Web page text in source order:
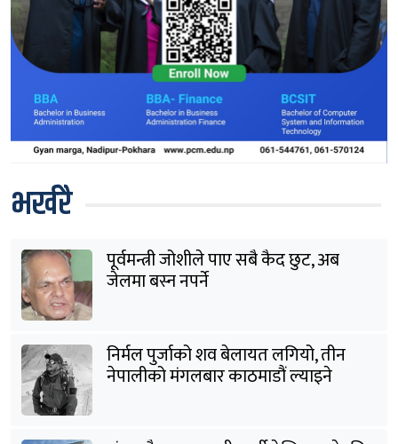
भर्खरै
पूर्वमन्त्री जोशीले पाए सबै कैद छुट, अब
जेलमा बस्न नपर्ने
निर्मल पुर्जाको शव बेलायत लगियो, तीन
नेपालीको मंगलबार काठमाडौं ल्याइने